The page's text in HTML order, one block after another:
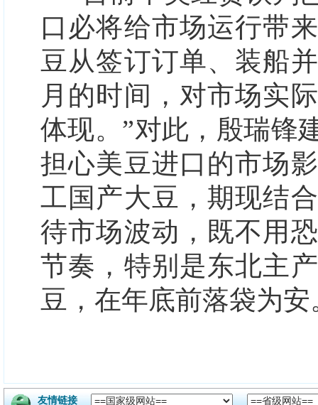
口必将给市场运行带
豆从签订订单、装船
月的时间，对市场实
体现。”对此，殷瑞锋
担心美豆进口的市场
工国产大豆，期现结
待市场波动，既不用
节奏，特别是东北主
豆，在年底前落袋为安
友情链接